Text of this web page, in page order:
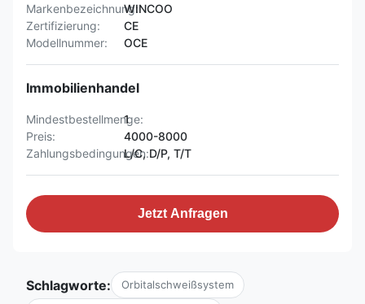
Markenbezeichnung:WINCOO
Zertifizierung:
CE
Modellnummer:
OCE
Immobilienhandel
Mindestbestellmenge:
1
Preis:
4000-8000
Zahlungsbedingungen:L/C, D/P, T/T
Jetzt Anfragen
Schlagworte: Orbitalschweißsystem